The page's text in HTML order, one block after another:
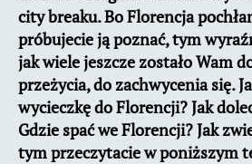
city breaku. Bo Florencja
próbujecie ją poznać, tym
jak wiele jeszcze zostało Wam
przeżycia, do zachwycenia się.
wycieczkę do Florencji? Jak
Gdzie spać we Florencji? Jak
tym przeczytacie w poniższym